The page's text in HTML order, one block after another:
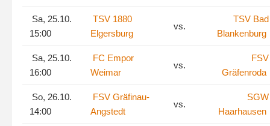
Sa, 25.10.
15:00
TSV 1880
Elgersburg
vs.
TSV Bad
Blankenburg
Sa, 25.10.
16:00
FC Empor
Weimar
vs.
FSV
Gräfenroda
So, 26.10.
14:00
FSV Gräfinau-
Angstedt
vs.
SGW
Haarhausen